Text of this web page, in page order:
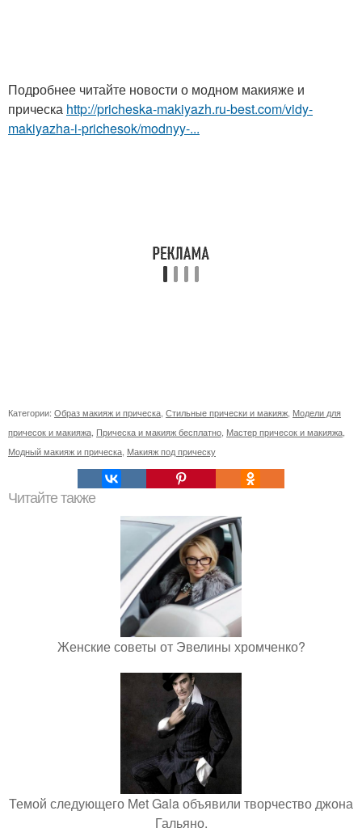
Подробнее читайте новости о модном макияже и
прическа http://pricheska-makiyazh.ru-best.com/vidy-
makiyazha-i-prichesok/modnyy-...
Категории: Образ макияж и прическа Стильные прически и макияж Модели для
причесок и макияжа Прическа и макияж бесплатно Мастер причесок и макияжа
Модный макияж и прическа Макияж под прическу
Читайте также
Женские советы от Эвелины хромченко?
Темой следующего Met Gala объявили творчество джона
Гальяно.